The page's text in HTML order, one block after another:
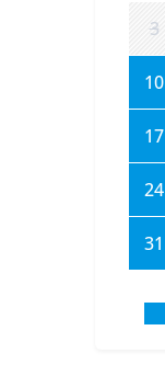
3
10
17
24
31